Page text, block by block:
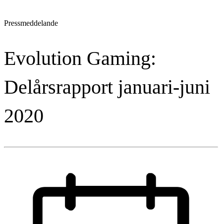
Pressmeddelande
Evolution Gaming:
Delårsrapport januari-juni
2020